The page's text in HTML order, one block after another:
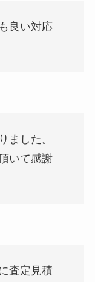
良い対応
ました。
いて感謝
査定見積